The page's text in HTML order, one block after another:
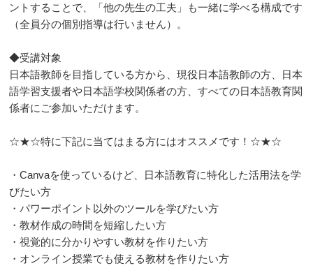
ントすることで、「他の先生の工夫」も一緒に学べる構成です
（全員分の個別指導は行いません）。
◆受講対象
日本語教師を目指している方から、現役日本語教師の方、日本
語学習支援者や日本語学校関係者の方、すべての日本語教育関
係者にご参加いただけます。
☆★☆特に下記に当てはまる方にはオススメです！☆★☆
・Canvaを使っているけど、日本語教育に特化した活用法を学
びたい方
・パワーポイント以外のツールを学びたい方
・教材作成の時間を短縮したい方
・視覚的に分かりやすい教材を作りたい方
・オンライン授業でも使える教材を作りたい方